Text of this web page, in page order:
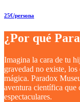
25€/persona
¿Por qué
Imagina la cara de tu
gravedad no existe,
mágica. Paradox
aventura científica que
espectaculares.